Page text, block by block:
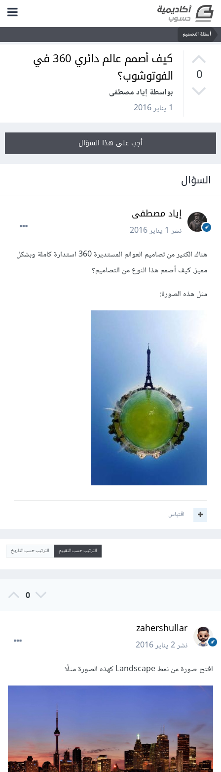
أسئلة التصميم
0
كيف أصمم عالم دائري 360 في
الفوتوشوب؟
بواسطة إياد مصطفى
1 يناير 2016
أجب على هذا السؤال
السؤال
إياد مصطفى
نشر1 يناير 2016
هناك الكثير من تصاميم العوالم المستديرة 360 استدارة كاملة وبشكل
مميز. كيف أصمم هذا النوع من التصاميم؟
مثل هذه الصورة:
اقتباس
الترتيب حسب التقييم الترتيب حسب التاريخ
0
zahershullar
نشر2 يناير 2016
افتح صورة من نمط Landscape كهذه الصورة مثلًا